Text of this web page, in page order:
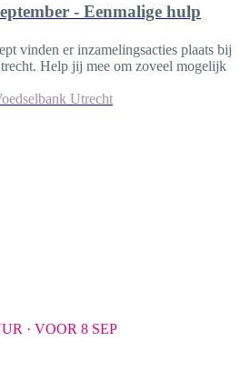
- Eenmalige hulp
vinden er inzamelingsacties plaats bij
Help jij mee om zoveel mogelijk
Utrecht
· VOOR 8 SEP